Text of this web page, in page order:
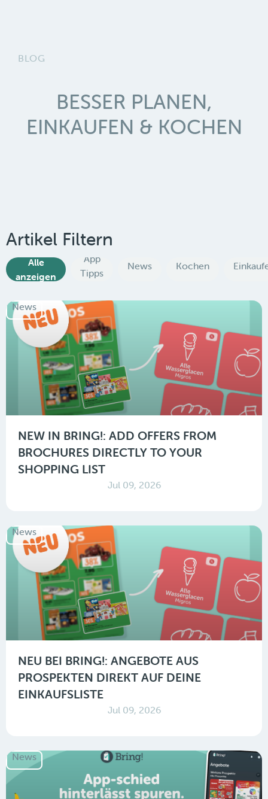
BLOG
BESSER PLANEN,
EINKAUFEN & KOCHEN
Artikel Filtern
Alle
anzeigen
App
Tipps
News Kochen
News
NEW IN BRING!: ADD OFFERS FROM
BROCHURES DIRECTLY TO YOUR
SHOPPING LIST
Jul 09, 2026
News
NEU BEI BRING!: ANGEBOTE AUS
PROSPEKTEN DIREKT AUF DEINE
EINKAUFSLISTE
Jul 09, 2026
News